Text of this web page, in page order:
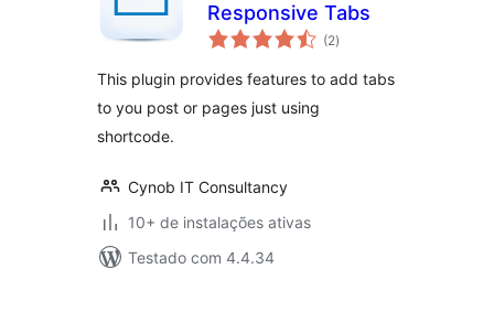
Responsive Tabs
(2total
de
)
This plugin provides features to add tabs
to you post or pages just using
shortcode.
Cynob IT Consultancy
10+ de instalações ativas
Testado com 4.4.34